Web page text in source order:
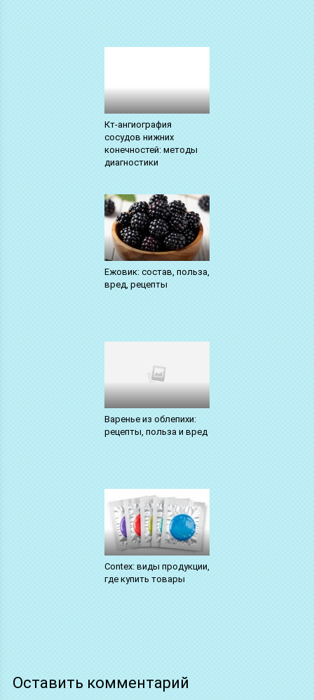
Кт-ангиография
сосудов нижних
конечностей: методы
диагностики
Ежовик: состав, польза,
вред, рецепты
Варенье из облепихи:
рецепты, польза и вред
Contex: виды продукции,
где купить товары
Оставить комментарий